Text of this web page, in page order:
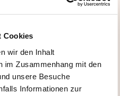
Cookies
wir den Inhalt
im Zusammenhang mit den
unsere Besuche
Informationen zur